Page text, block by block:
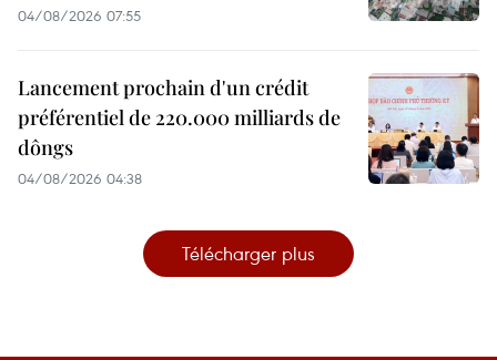
04/08/2026 07:55
Lancement prochain d'un crédit
préférentiel de 220.000 milliards de
dôngs
04/08/2026 04:38
Télécharger plus